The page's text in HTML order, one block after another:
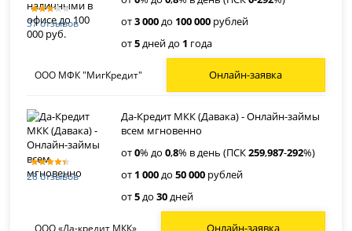
37 отзывов
от3 000до 100 000 рублей
от5дней до 1 года
ООО МФК "МигКредит" Онлайн-заявка
28 отзывов
Да-Кредит МКК (Давака) - Онлайн-займы
всем мгновенно
от0% до0,8% в день (ПСК259,987-292%)
от 1 000до50 000 рублей
от5до30дней
Онлайн-заявка